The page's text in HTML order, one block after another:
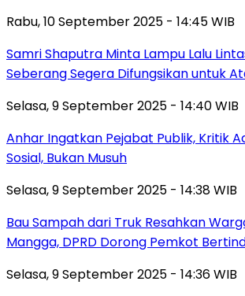
Rabu, 10 September 2025 - 14:45 WIB
Samri Shaputra Minta Lampu Lalu
Seberang Segera Difungsikan untuk
Selasa, 9 September 2025 - 14:40 WIB
Anhar Ingatkan Pejabat Publik, Kritik
Sosial, Bukan Musuh
Selasa, 9 September 2025 - 14:38 WIB
Bau Sampah dari Truk Resahkan
Mangga, DPRD Dorong Pemkot
Selasa, 9 September 2025 - 14:36 WIB